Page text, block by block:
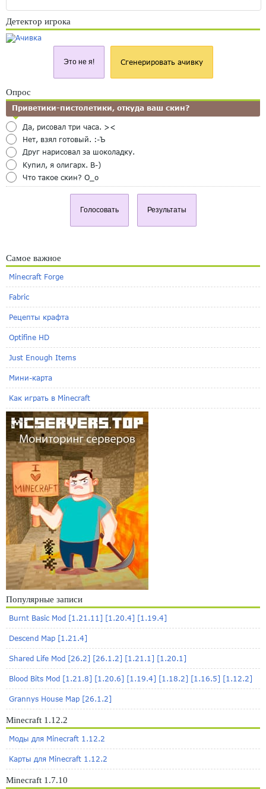
Детектор игрока
Это не я! Сгенерировать ачивку
Опрос
Приветики-пистолетики, откуда ваш скин?
Да, рисовал три часа. ><
Нет, взял готовый. :-Ъ
Друг нарисовал за шоколадку.
Купил, я олигарх. B-)
Что такое скин? O_o
Голосовать Результаты
Самое важное
Minecraft Forge
Fabric
Рецепты крафта
Optifine HD
Just Enough Items
Мини-карта
Как играть в Minecraft
Популярные записи
Burnt Basic Mod [1.21.11] [1.20.4] [1.19.4]
Descend Map [1.21.4]
Shared Life Mod [26.2] [26.1.2] [1.21.1] [1.20.1]
Blood Bits Mod [1.21.8] [1.20.6] [1.19.4] [1.18.2] [1.16.5] [1.12.2]
Grannys House Map [26.1.2]
Minecraft 1.12.2
Моды для Minecraft 1.12.2
Карты для Minecraft 1.12.2
Minecraft 1.7.10